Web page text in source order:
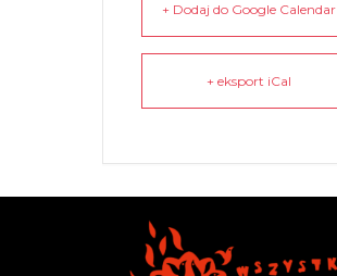
+ Dodaj do Google Calendar
+ eksport iCal